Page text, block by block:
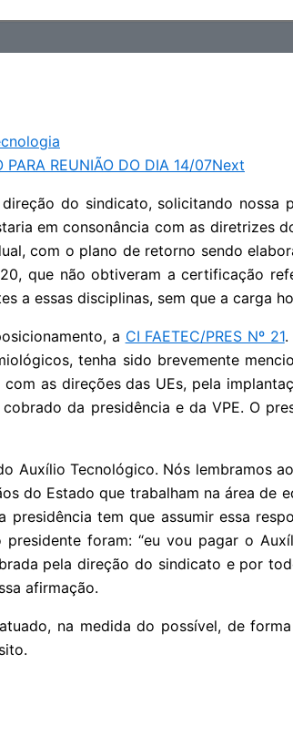
PARA REUNIÃO DO DIA 14/07Next
do sindicato, solicitando nossa
em consonância com as
com o plano de retorno sendo
que não obtiveram a certificação
a essas disciplinas, sem que a carga
a CI FAETEC/PRES Nº 21.
tenha sido brevemente
as direções das UEs, pela
da presidência e da VPE. O
Auxílio Tecnológico. Nós lembramos
do Estado que trabalham na área de
presidência tem que assumir essa
foram: “eu vou pagar o
pela direção do sindicato e por
afirmação.
na medida do possível, de